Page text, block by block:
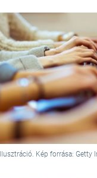
Kép forrása: Getty